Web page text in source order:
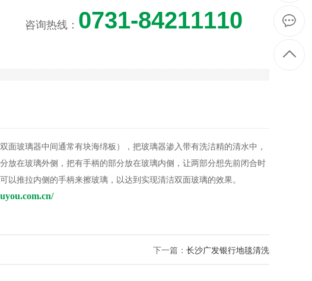
咨询热线： 0731-84211110
玻璃器中间通常有块海绵板），把玻璃器渗入带有洗洁精的清水中，
放在玻璃外侧，把有手柄的部分放在玻璃内侧，让两部分想先前闭合时
推拉内侧的手柄来擦玻璃，以达到实现清洁双面玻璃的效果。
下一篇： 长沙广发银行地毯清洗